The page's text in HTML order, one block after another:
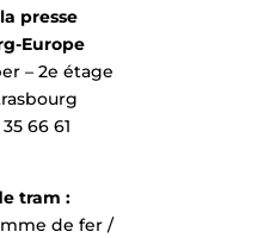
presse
Europe
– 2e étage
66 61
tram :
de fer /